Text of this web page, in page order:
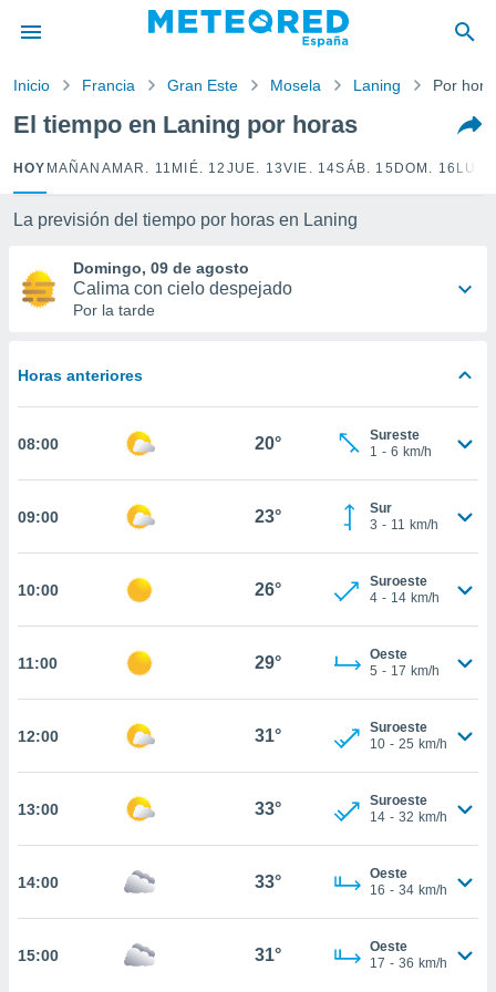
por
para
que se
calidad.
a este
y
digital
permite
seguir
coste.
a la
todas
nuestros
nos
análisis
perfil
y
en
CONFIGURACIÓN
Inicio Francia Gran Este Mosela Laning Por
El tiempo en Laning por horas
HOY MAÑANA MAR. 11 MIÉ. 12 JUE. 13VIE. 14SÁB. 15 DOM. 16
La previsión del tiempo por horas en Laning
Domingo, 09 de agosto
Calima con cielo despejado
Por la tarde
Horas anteriores
08:00 20°
Sureste
1 - 6 km/h
09:00 23°
Sur
3 - 11 km/h
10:00 26°
Suroeste
4 - 14 km/h
11:00 29°
Oeste
5 - 17 km/h
12:00 31°
Suroeste
10 - 25 km/h
13:00 33°
Suroeste
14 - 32 km/h
14:00 33°
Oeste
16 - 34 km/h
15:00 31°
Oeste
17 - 36 km/h